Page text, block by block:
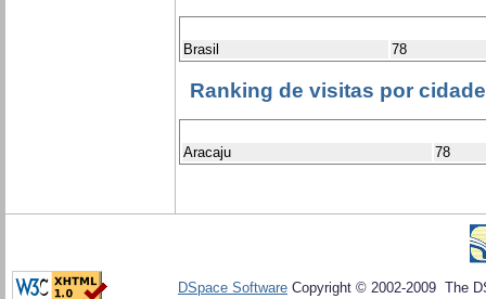
Brasil 78
Ranking de visitas por
Aracaju 78
DSpace Software Copyright © 2002-2009 The